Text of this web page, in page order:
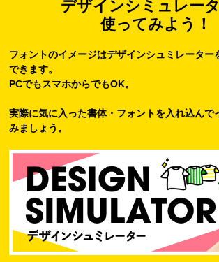
デザインシミュレー
使ってみよう！
フォントのイメージはデザインシュミレーター
できます。
PCでもスマホからでもOK。
実際に気に入った書体・フォントを入れ込んで
みましょう。